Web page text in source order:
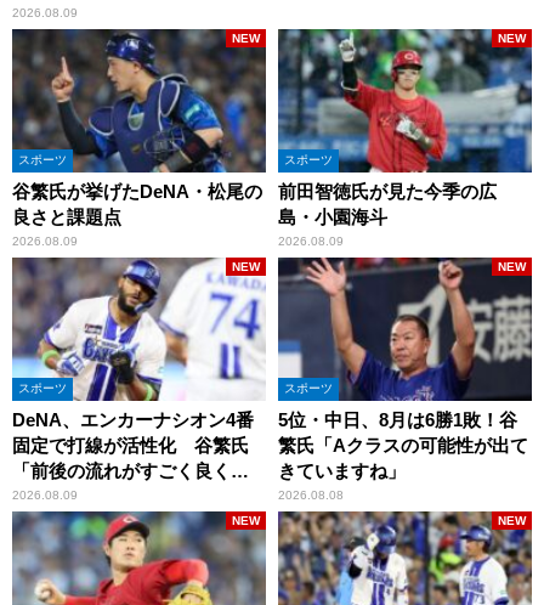
2026.08.09
スポーツ
谷繁氏が挙げたDeNA・松尾の
良さと課題点
2026.08.09
NEW
スポーツ
前田智徳氏が見た今季の広
島・小園海斗
2026.08.09
NEW
スポーツ
DeNA、エンカーナシオン4番
固定で打線が活性化 谷繁氏
「前後の流れがすごく良くな
りましたね」
2026.08.09
NEW
スポーツ
5位・中日、8月は6勝1敗！谷
繁氏「Aクラスの可能性が出て
きていますね」
2026.08.08
NEW
NEW NEW